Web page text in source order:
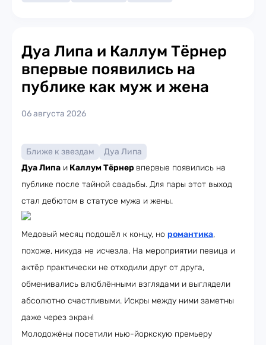
Дуа Липа и Каллум Тёрнер
впервые появились на
публике как муж и жена
06 августа 2026
Ближе к звездам
Дуа Липа
Дуа Липа и Каллум Тёрнер впервые появились на
публике после тайной свадьбы. Для пары этот выход
стал дебютом в статусе мужа и жены.
Медовый месяц подошёл к концу, но романтика,
похоже, никуда не исчезла. На мероприятии певица и
актёр практически не отходили друг от друга,
обменивались влюблёнными взглядами и выглядели
абсолютно счастливыми. Искры между ними заметны
даже через экран!
Молодожёны посетили нью-йоркскую премьеру